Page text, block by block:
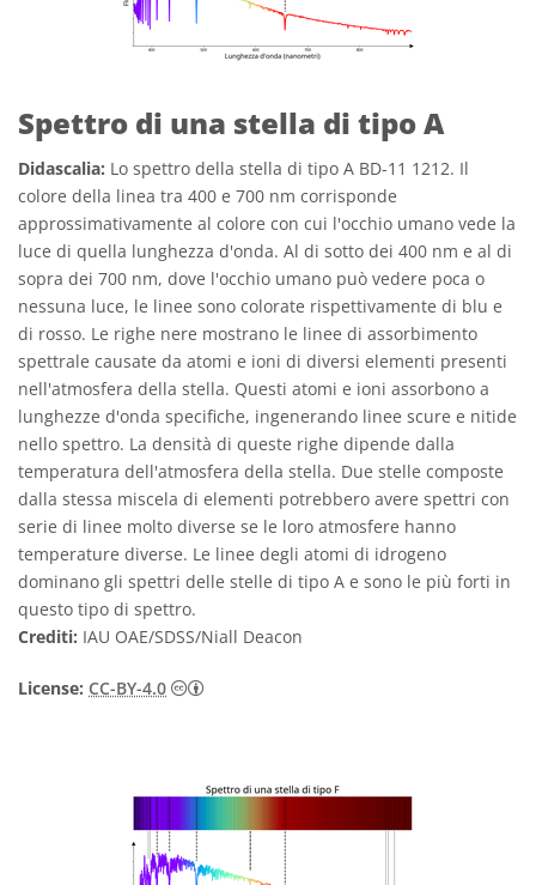
Spettro di una stella di tipo A
Didascalia: Lo spettro della stella di tipo A BD-11 1212. Il
colore della linea tra 400 e 700 nm corrisponde
approssimativamente al colore con cui l'occhio umano vede la
luce di quella lunghezza d'onda. Al di sotto dei 400 nm e al di
sopra dei 700 nm, dove l'occhio umano può vedere poca o
nessuna luce, le linee sono colorate rispettivamente di blu e
di rosso. Le righe nere mostrano le linee di assorbimento
spettrale causate da atomi e ioni di diversi elementi presenti
nell'atmosfera della stella. Questi atomi e ioni assorbono a
lunghezze d'onda specifiche, ingenerando linee scure e nitide
nello spettro. La densità di queste righe dipende dalla
temperatura dell'atmosfera della stella. Due stelle composte
dalla stessa miscela di elementi potrebbero avere spettri con
serie di linee molto diverse se le loro atmosfere hanno
temperature diverse. Le linee degli atomi di idrogeno
dominano gli spettri delle stelle di tipo A e sono le più forti in
questo tipo di spettro.
Crediti: IAU OAE/SDSS/Niall Deacon
License: CC-BY-4.0 Creative Commons Attribuzione 4.0